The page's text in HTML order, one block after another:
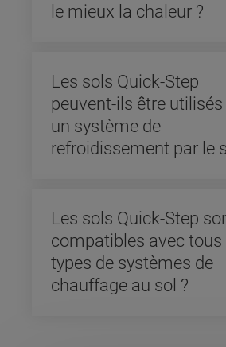
le mieux la chaleur ?
Les sols Quick-Step
peuvent-ils être
un système de
refroidissement par le
Les sols Quick-Step
compatibles avec tous
types de systèmes de
chauffage au sol ?